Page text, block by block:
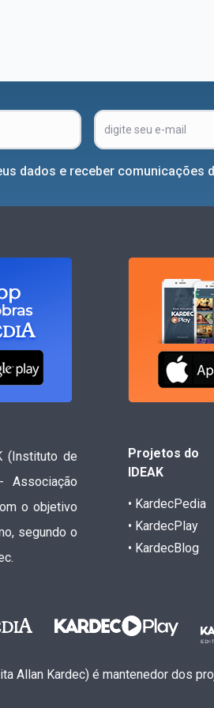
dados e receber comunicações
(Instituto de
Associação
o objetivo
segundo o
Projetos do
IDEAK
• KardecPedia
• KardecPlay
• KardecBlog
Allan Kardec) é mantenedor dos